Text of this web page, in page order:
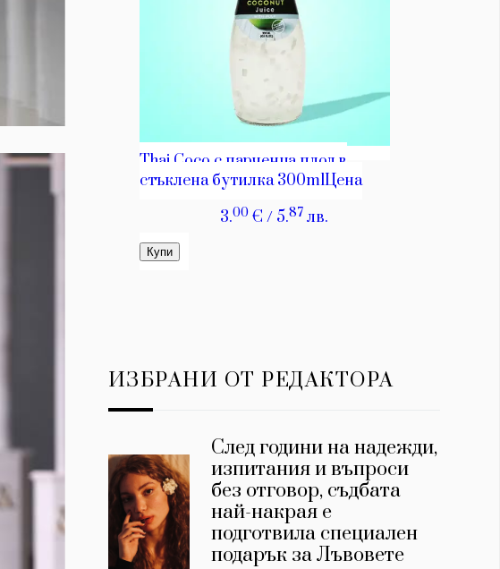
ИЗБРАНИ ОТ РЕДАКТОРА
След години на надежди,
изпитания и въпроси
без отговор, съдбата
най-накрая е
подготвила специален
подарък за Лъвовете